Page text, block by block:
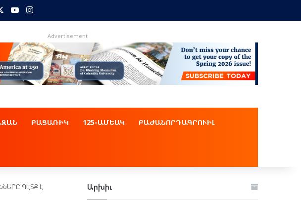
YouTubeInstagram
Advertisement
ԲԱՑԱՌԻԿ 125-ԱՄԵԱԿ ԲԱԺԱՆՈՐԴԱԳՐՈՒԻԼ
ՊԷՏՔ Է
Արխիւ